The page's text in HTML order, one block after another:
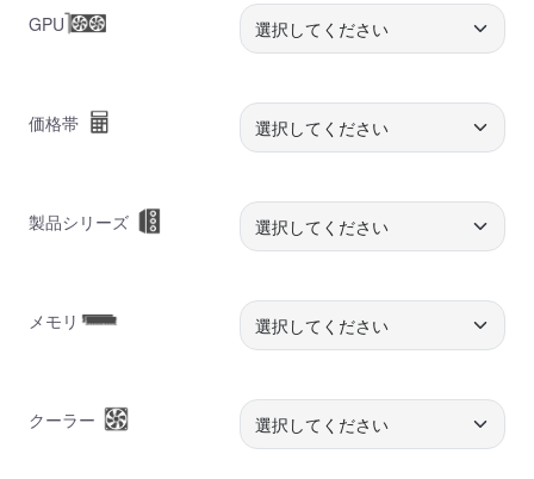
GPU
価格帯
製品シリーズ
メモリ
クーラー